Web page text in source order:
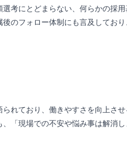
考にとどまらない、何らかの採
のフォロー体制にも言及してお
れており、働きやすさを向上さ
「現場での不安や悩み事は解消